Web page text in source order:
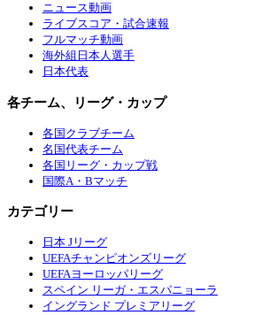
ニュース動画
ライブスコア・試合速報
フルマッチ動画
海外組日本人選手
日本代表
各チーム、リーグ・カップ
各国クラブチーム
名国代表チーム
各国リーグ・カップ戦
国際A・Bマッチ
カテゴリー
日本 Jリーグ
UEFAチャンピオンズリーグ
UEFAヨーロッパリーグ
スペイン リーガ・エスパニョーラ
イングランド プレミアリーグ